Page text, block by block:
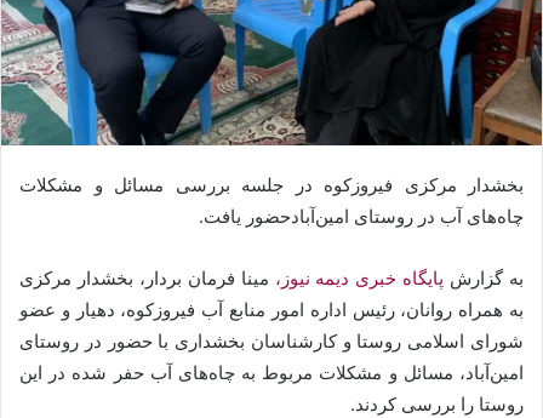
بخشدار مرکزی فیروزکوه در جلسه بررسی مسائل و مشکلات
چاه‌های آب در روستای امین‌آبادحضور یافت.
به گزارش پایگاه خبری دیمه نیوز، مینا فرمان بردار، بخشدار مرکزی
به همراه روانان، رئیس اداره امور منابع آب فیروزکوه، دهیار و عضو
شورای اسلامی روستا و کارشناسان بخشداری با حضور در روستای
امین‌آباد، مسائل و مشکلات مربوط به چاه‌های آب حفر شده در این
روستا را بررسی کردند.